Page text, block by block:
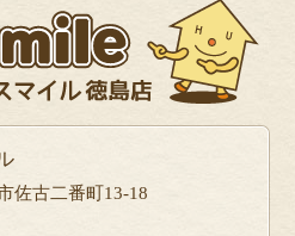
佐古二番町13-18